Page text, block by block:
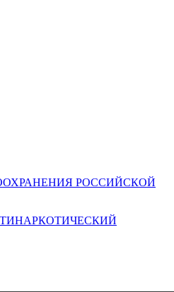
РОССИЙСКОЙ